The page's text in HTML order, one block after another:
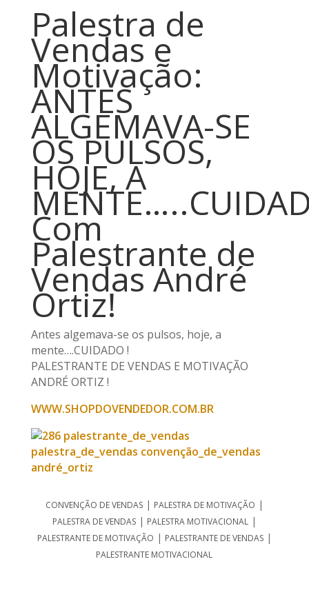
Palestra de
Vendas e
Motivação:
ANTES
ALGEMAVA-SE
OS PULSOS,
HOJE, A
Com
Palestrante de
Vendas André
Ortiz!
Antes algemava-se os pulsos, hoje, a
mente….CUIDADO !
PALESTRANTE DE VENDAS E MOTIVAÇÃO
ANDRÉ ORTIZ !
WWW.SHOPDOVENDEDOR.COM.BR
CONVENÇÃO DE VENDAS| PALESTRA DE MOTIVAÇÃO |
PALESTRA DE VENDAS| PALESTRA MOTIVACIONAL |
PALESTRANTE DE MOTIVAÇÃO | PALESTRANTE DE VENDAS|
PALESTRANTE MOTIVACIONAL